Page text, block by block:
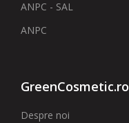
ANPC - SAL
ANPC
GreenCosmetic.ro
Despre noi